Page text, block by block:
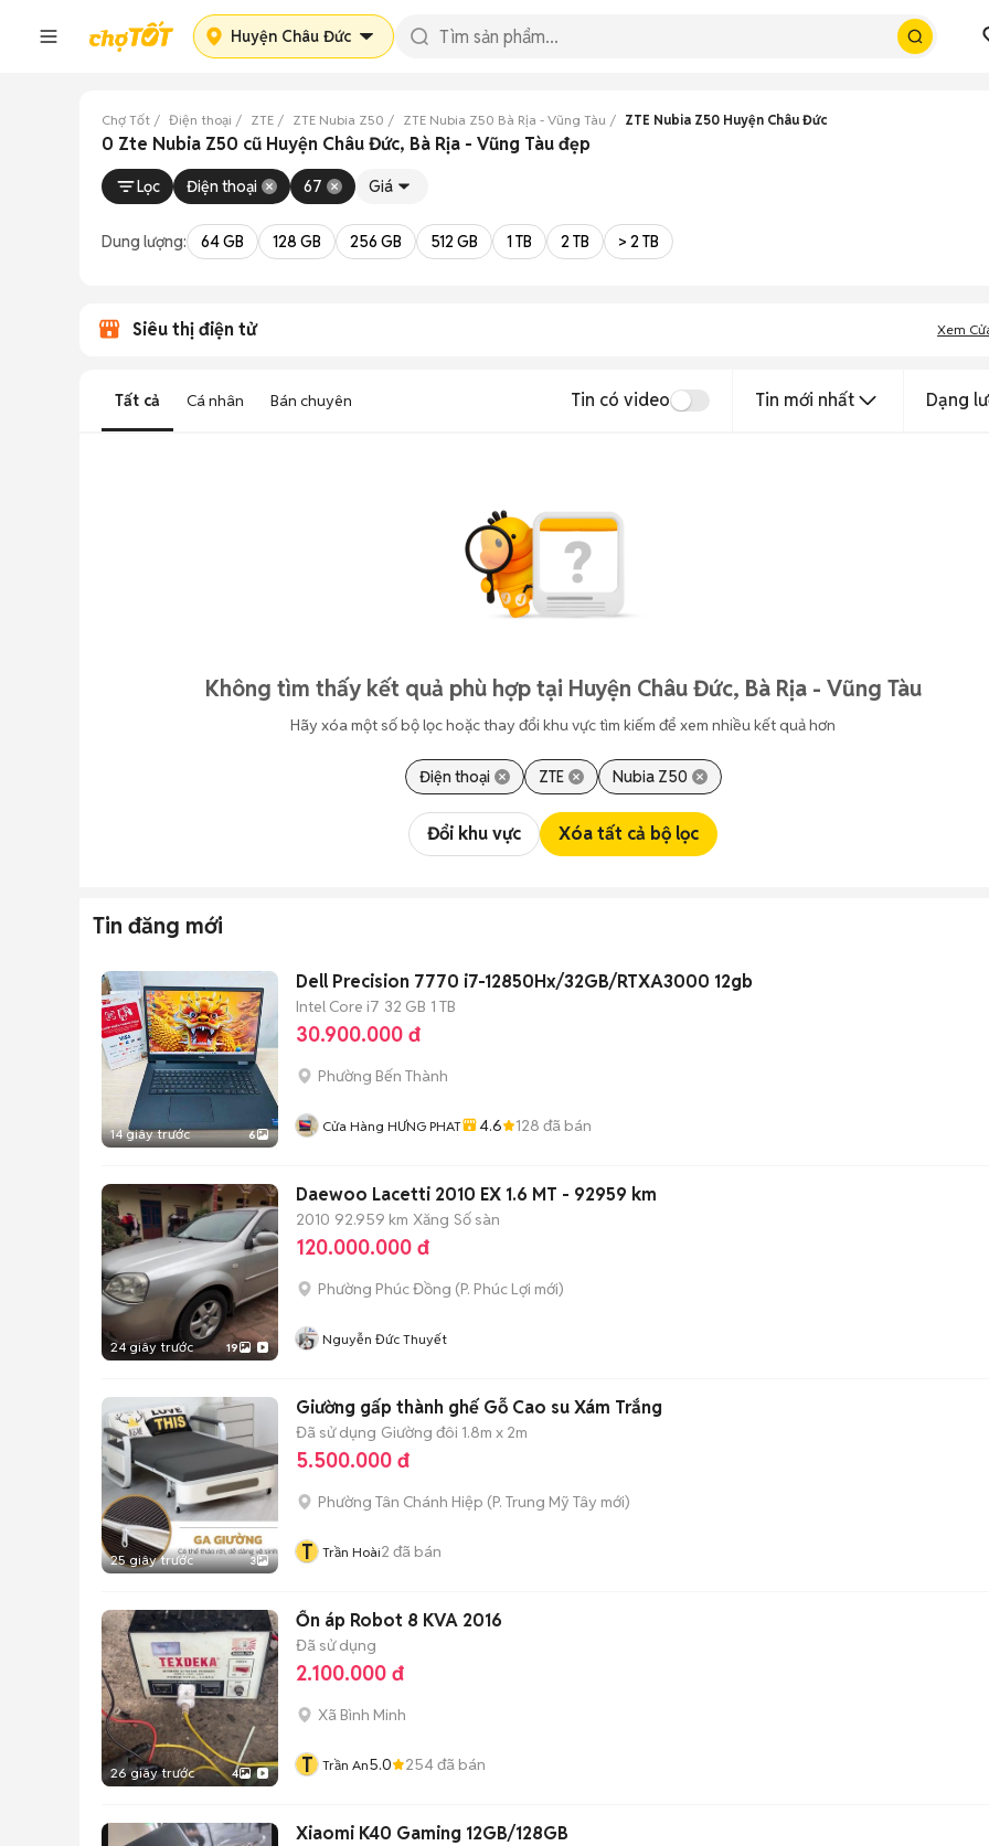
Huyện Châu Đức
Chợ Tốt Điện thoại ZTE ZTE Nubia Z50 ZTE Nubia Z50 Bà Rịa - Vũng Tàu ZTE Nubia Z50 Huyện Châu Đức
0 Zte Nubia Z50 cũ Huyện Châu Đức, Bà Rịa - Vũng Tàu đẹp
Lọc Điện thoại 67 Giá
Dung lượng: 64 GB 128 GB 256 GB 512 GB 1 TB 2 TB > 2 TB
Siêu thị điện tử Xem
Tất cả Cá nhân Bán chuyên Tin có video Tin mới nhất Dạng
Không tìm thấy kết quả phù hợp tại Huyện Châu Đức, Bà Rịa - Vũng Tàu
Hãy xóa một số bộ lọc hoặc thay đổi khu vực tìm kiếm để xem nhiều kết quả hơn
Điện thoại ZTE Nubia Z50
Đổi khu vực Xóa tất cả bộ lọc
Tin đăng mới
14 giây trước 6
Dell Precision 7770 i7-12850Hx/32GB/RTXA3000 12gb
Intel Core i7 32 GB 1 TB
30.900.000 đ
Phường Bến Thành
Cửa Hàng HƯNG PHAT 4.6 128 đã bán
24 giây trước 19
Daewoo Lacetti 2010 EX 1.6 MT - 92959 km
2010 92.959 km Xăng Số sàn
120.000.000 đ
Phường Phúc Đồng (P. Phúc Lợi mới)
Nguyễn Đức Thuyết
25 giây trước 3
Giường gấp thành ghế Gỗ Cao su Xám Trắng
Đã sử dụng Giường đôi 1.8m x 2m
5.500.000 đ
Phường Tân Chánh Hiệp (P. Trung Mỹ Tây mới)
T Trần Hoài2 đã bán
26 giây trước 4
Ổn áp Robot 8 KVA 2016
Đã sử dụng
2.100.000 đ
Xã Bình Minh
T Trần An5.0 254đã bán
Xiaomi K40 Gaming 12GB/128GB